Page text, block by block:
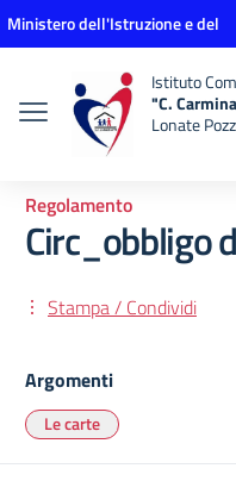
Vai ai contenuti
Vai al menu di navigazione
Vai al footer
Ministero dell'Istruzione e del
Istituto
"C.
Lonate
Regolamento
Circ_obbligo
Stampa / Condividi
Argomenti
Le carte